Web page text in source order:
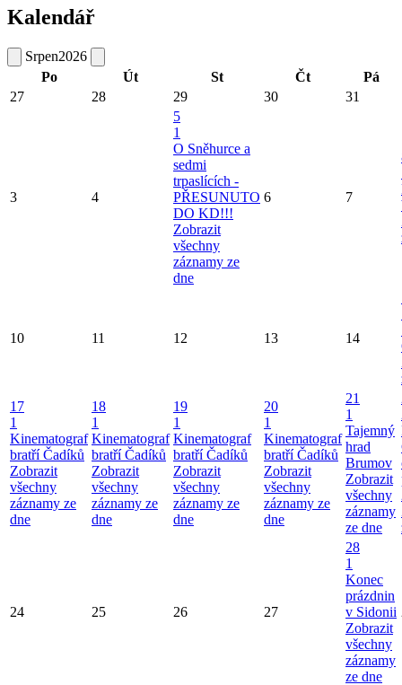
Kalendář
Srpen2026
Po
Út St Čt
Pá
27
28 29 30 31
3 4
5
1
O Sněhurce a
sedmi
trpaslících -
PŘESUNUTO
DO KD!!!
Zobrazit
všechny
záznamy ze
dne
6 7
10 11 12 13 14
17
1
Kinematograf
bratří Čadíků
Zobrazit
všechny
záznamy ze
dne
18
1
Kinematograf
bratří Čadíků
Zobrazit
všechny
záznamy ze
dne
19
1
Kinematograf
bratří Čadíků
Zobrazit
všechny
záznamy ze
dne
20
1
Kinematograf
bratří Čadíků
Zobrazit
všechny
záznamy ze
dne
21
1
Tajemný
hrad
Brumov
Zobrazit
všechny
záznamy
ze dne
24 25 26 27
28
1
Konec
prázdnin
v Sidonii
Zobrazit
všechny
záznamy
ze dne